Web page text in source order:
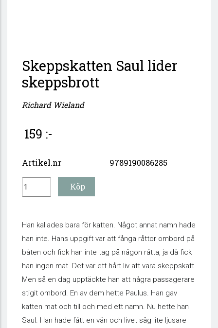
Skeppskatten Saul lider
skeppsbrott
Richard Wieland
159 :-
Artikel.nr 9789190086285
Han kallades bara för katten. Något annat namn hade
han inte. Hans uppgift var att fånga råttor ombord på
båten och fick han inte tag på någon råtta, ja då fick
han ingen mat. Det var ett hårt liv att vara skeppskatt.
Men så en dag upptäckte han att några passagerare
stigit ombord. En av dem hette Paulus. Han gav
katten mat och till och med ett namn. Nu hette han
Saul. Han hade fått en vän och livet såg lite ljusare